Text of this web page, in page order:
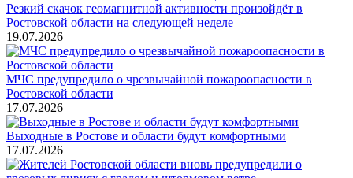
Резкий скачок геомагнитной активности произойдёт в
Ростовской области на следующей неделе
19.07.2026
МЧС предупредило о чрезвычайной пожароопасности в
Ростовской области
17.07.2026
Выходные в Ростове и области будут комфортными
17.07.2026